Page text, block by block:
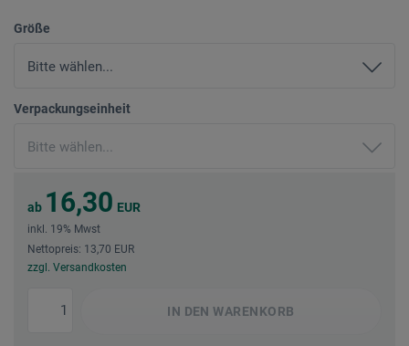
Größe
Verpackungseinheit
ab 16,30 EUR
inkl. 19% Mwst
Nettopreis: 13,70 EUR
zzgl. Versandkosten
IN DEN WARENKORB